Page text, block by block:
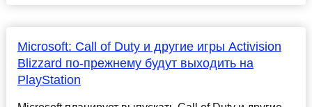
Microsoft: Call of Duty и другие игры Activision
Blizzard по-прежнему будут выходить на
PlayStation